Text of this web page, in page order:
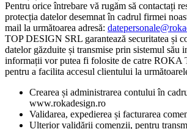
Pentru orice întrebare vă rugăm să contactați
protecția datelor desemnat în cadrul firmei
mail la următoarea adresă:
TOP DESIGN SRL garantează securitatea și
datelor găzduite și transmise prin sistemul său
informații vor putea fi folosite de catre
pentru a facilita accesul clientului la
Crearea și administrarea contului în
www.rokadesign.ro
Validarea, expedierea și facturarea
Ulterior validării comenzii, pentru